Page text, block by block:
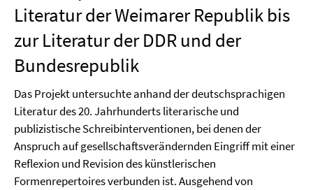
Literatur der Weimarer Republik bis
zur Literatur der DDR und der
Bundesrepublik
Das Projekt untersuchte anhand der deutschsprachigen
Literatur des 20. Jahrhunderts literarische und
publizistische Schreibinterventionen, bei denen der
Anspruch auf gesellschaftsverändernden Eingriff mit einer
Reflexion und Revision des künstlerischen
Formenrepertoires verbunden ist. Ausgehend von